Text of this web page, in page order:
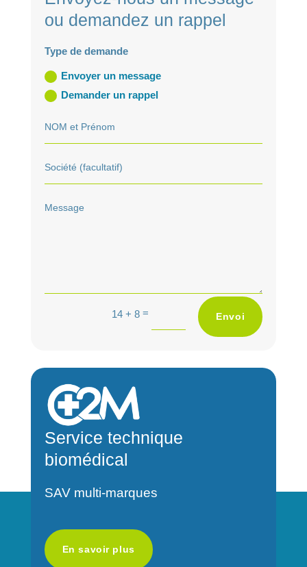
ou demandez un rappel
Type de demande
Envoyer un message
Demander un rappel
14 + 8 = Envoi
Service technique
biomédical
SAV multi-marques
En savoir plus